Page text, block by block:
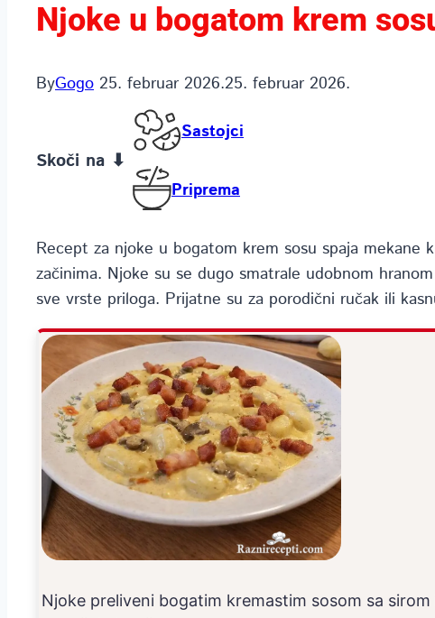
Njoke u bogatom krem
ByGogo 25. februar 2026.25. februar 2026.
Skoči na ⬇
Sastojci
Priprema
Recept za njoke u bogatom krem sosu spaja mekane
začinima. Njoke su se dugo smatrale udobnom
sve vrste priloga. Prijatne su za porodični ručak ili
Njoke preliveni bogatim kremastim sosom sa